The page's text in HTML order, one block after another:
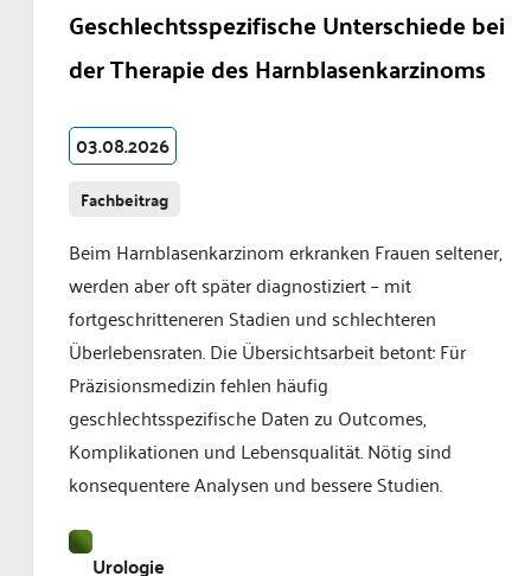
Geschlechtsspezifische Unterschiede bei
der Therapie des Harnblasenkarzinoms
03.08.2026
Fachbeitrag
Beim Harnblasenkarzinom erkranken Frauen seltener,
werden aber oft später diagnostiziert – mit
fortgeschritteneren Stadien und schlechteren
Überlebensraten. Die Übersichtsarbeit betont: Für
Präzisionsmedizin fehlen häufig
geschlechtsspezifische Daten zu Outcomes,
Komplikationen und Lebensqualität. Nötig sind
konsequentere Analysen und bessere Studien.
Urologie